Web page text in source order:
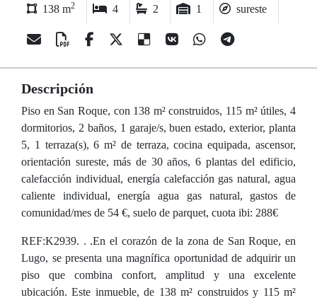
138 m2 4 2 1 sureste
Descripción
Piso en San Roque, con 138 m² construidos, 115 m² útiles, 4
dormitorios, 2 baños, 1 garaje/s, buen estado, exterior, planta
5, 1 terraza(s), 6 m² de terraza, cocina equipada, ascensor,
orientación sureste, más de 30 años, 6 plantas del edificio,
calefacción individual, energía calefacción gas natural, agua
caliente individual, energía agua gas natural, gastos de
comunidad/mes de 54 €, suelo de parquet, cuota ibi: 288€
REF:K2939. . .En el corazón de la zona de San Roque, en
Lugo, se presenta una magnífica oportunidad de adquirir un
piso que combina confort, amplitud y una excelente
ubicación. Este inmueble, de 138 m² construidos y 115 m²